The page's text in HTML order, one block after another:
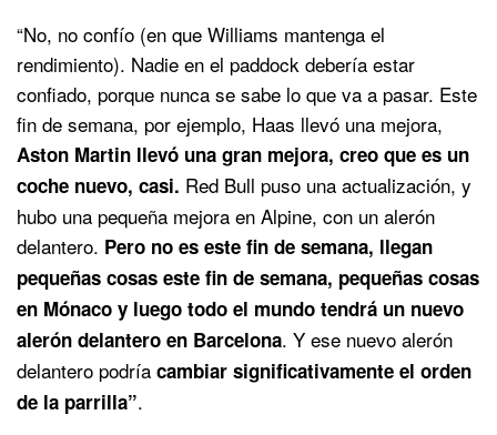
“No, no confío (en que Williams mantenga el
rendimiento). Nadie en el paddock debería estar
confiado, porque nunca se sabe lo que va a pasar. Este
fin de semana, por ejemplo, Haas llevó una mejora,
Aston Martin llevó una gran mejora, creo que es un
coche nuevo, casi. Red Bull puso una actualización, y
hubo una pequeña mejora en Alpine, con un alerón
delantero. Pero no es este fin de semana, llegan
pequeñas cosas este fin de semana, pequeñas cosas
en Mónaco y luego todo el mundo tendrá un nuevo
alerón delantero en Barcelona. Y ese nuevo alerón
delantero podría cambiar significativamente el orden
de la parrilla”.